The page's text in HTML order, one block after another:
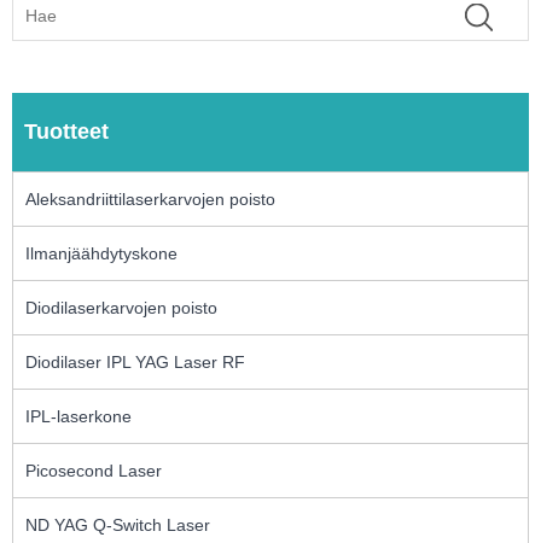
Tuotteet
Aleksandriittilaserkarvojen poisto
Ilmanjäähdytyskone
Diodilaserkarvojen poisto
Diodilaser IPL YAG Laser RF
IPL-laserkone
Picosecond Laser
ND YAG Q-Switch Laser